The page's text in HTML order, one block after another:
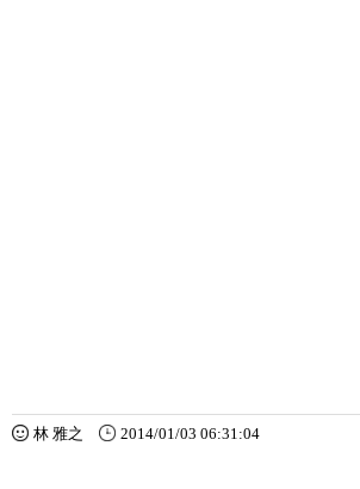
林 雅之 2014/01/03 06:31:04